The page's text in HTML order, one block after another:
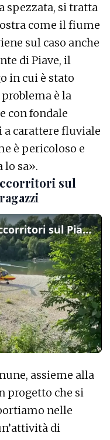
spezzata, si tratta
come il fiume
sul caso anche
di Piave, il
in cui è stato
è la
con fondale
a carattere fluviale
è pericoloso e
lo sa».
sul
San Biagio di Callalta, i soccorritori sul Piave alla ricerca dei due ragazzi
assieme alla
progetto che si
nelle
di